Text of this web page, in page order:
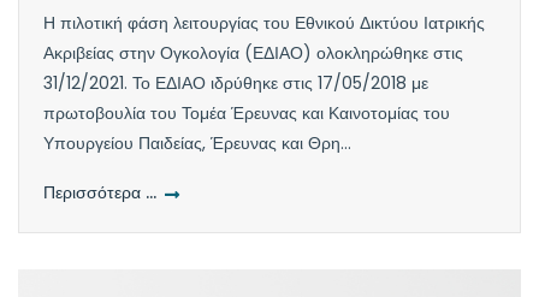
Η πιλοτική φάση λειτουργίας του Εθνικού Δικτύου Ιατρικής
Ακριβείας στην Ογκολογία (ΕΔΙΑΟ) ολοκληρώθηκε στις
31/12/2021. Το ΕΔΙΑΟ ιδρύθηκε στις 17/05/2018 με
πρωτοβουλία του Τομέα Έρευνας και Καινοτομίας του
Υπουργείου Παιδείας, Έρευνας και Θρη...
Περισσότερα …